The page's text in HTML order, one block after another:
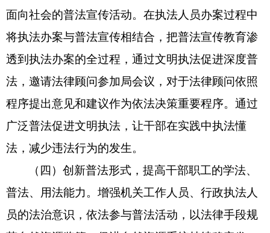
面向社会的普法宣传活动。在执法人员办案过程中
将执法办案与普法宣传相结合，把普法宣传教育渗
透到执法办案的全过程，通过文明执法促进深度普
法， 邀请法律顾问参加 局会议，对于法律顾问依照
程序提出意见和建议作为依法决策重要程序。通过
广泛普法促进文明执法，让干部在实践中执法懂
法，减少违法行为的发生。
（四）创新普法形式，提高干部职工的学法、
普法、用法能力。 增强机关工作人员、行政执法人
员的法治意识，依法参与普法活动，以法律手段规